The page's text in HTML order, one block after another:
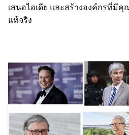
เสนอไอเดีย และสร้างองค์กรที่มี
แท้จริง